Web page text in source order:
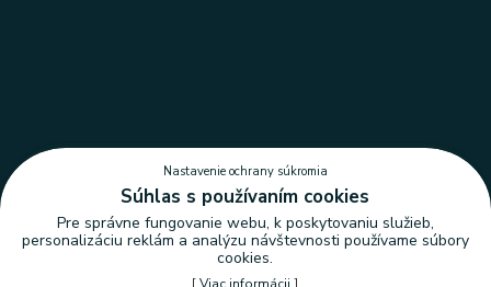
Nastavenie ochrany súkromia
Súhlas s používaním cookies
Pre správne fungovanie webu, k poskytovaniu služieb,
personalizáciu reklám a analýzu návštevnosti používame súbory
cookies.
[Viac informácii ]